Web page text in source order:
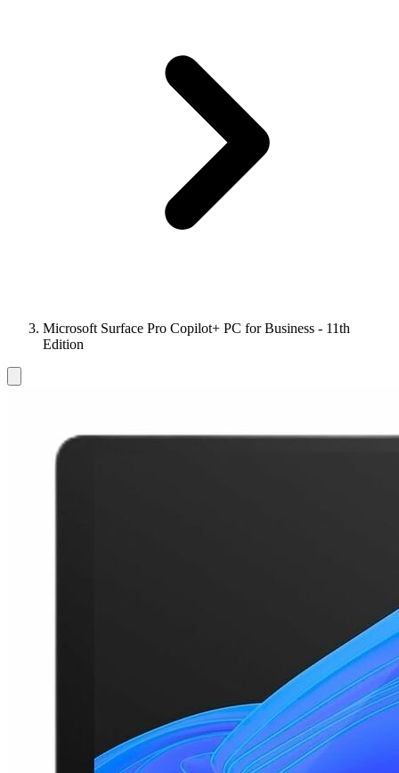
Microsoft Surface Pro Copilot+ PC for Business - 11th
Edition